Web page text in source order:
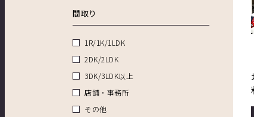
間取り
1R/1K/1LDK
2DK/2LDK
3DK/3LDK以上
店舗・事務所
その他